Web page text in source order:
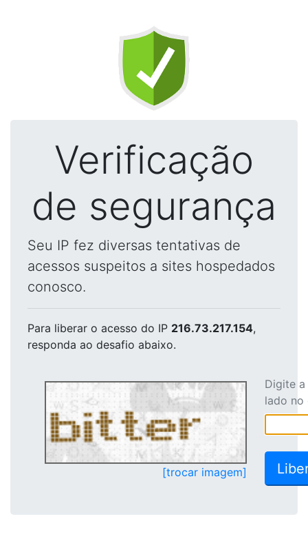
Verificação
de segurança
Seu IP fez diversas tentativas de
acessos suspeitos a sites hospedados
conosco.
Para liberar o acesso do IP 216.73.217.154,
responda ao desafio abaixo.
[trocar imagem]
Digite
lado no